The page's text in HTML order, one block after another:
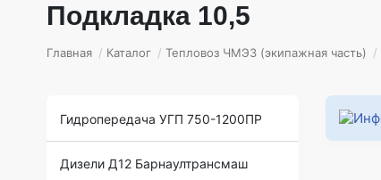
Подкладка 10,5
Главная / Каталог / Тепловоз ЧМЭ3 (экипажная часть) /
Гидропередача УГП 750-1200ПР
Дизели Д12 Барнаултрансмаш